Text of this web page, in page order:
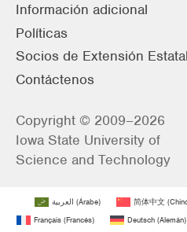
Información adicional
Políticas
Socios de Extensión
Contáctenos
Copyright © 2009–2026
Iowa State University of
Science and Technology
العربية (Árabe) 简体中文(
Français(Francés) Deutsch(Alemán)